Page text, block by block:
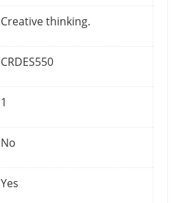
‎Creative thinking.
‎CRDES550
‎1
‎No
‎Yes